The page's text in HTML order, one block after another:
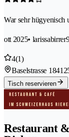
War sehr hügyenisch
ott 2025•
4(1)
Baselstrasse 18
Tisch reservieren
Restaurant